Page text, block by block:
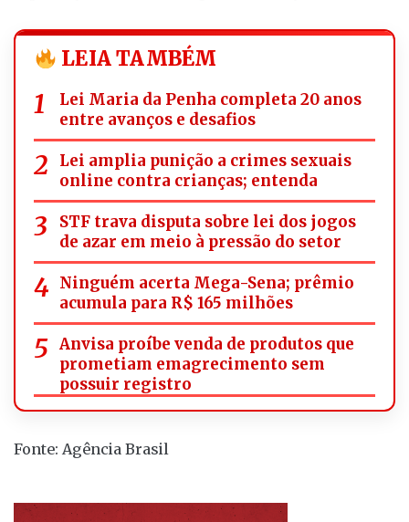
LEIA TAMBÉM
Lei Maria da Penha completa 20 anos
entre avanços e desafios
Lei amplia punição a crimes sexuais
online contra crianças; entenda
STF trava disputa sobre lei dos jogos
de azar em meio à pressão do setor
Ninguém acerta Mega-Sena; prêmio
acumula para R$ 165 milhões
Anvisa proíbe venda de produtos que
prometiam emagrecimento sem
possuir registro
Fonte: Agência Brasil